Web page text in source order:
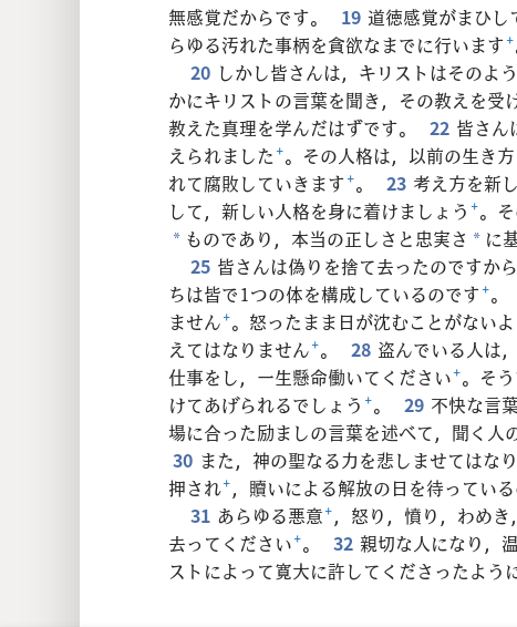
無感覚だからです。
19 道徳感覚がまひし
らゆる汚れた事柄を貪欲なまでに行います+
20 しかし皆さんは，キリストはそのよ
かにキリストの言葉を聞き，その教えを
教えた真理を学んだはずです。
22 皆さん
えられました+。その人格は，以前の生き
れて腐敗していきます+。 23 考え方を新
して，新しい人格を身に着けましょう +。
* ものであり，本当の正しさと忠実さ * に
25 皆さんは偽りを捨て去ったのですか
ちは皆で1つの体を構成しているのです+。
ません+。怒ったまま日が沈むことがない
えてはなりません+。 28 盗んでいる人は
仕事をし，一生懸命働いてください+。そ
けてあげられるでしょう +。 29 不快な言
場に合った励ましの言葉を述べて，聞く人
30 また，神の聖なる力を悲しませてはな
押され+，贖いによる解放の日を待ってい
31 あらゆる悪意+，怒り，憤り，わめき
去ってください+。 32 親切な人になり，
ストによって寛大に許してくださったよう